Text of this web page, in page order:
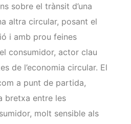
sobre el trànsit d’una
altra circular, posant el
i amb prou feines
consumidor, actor clau
de l’economia circular. El
a punt de partida,
bretxa entre les
molt sensible als